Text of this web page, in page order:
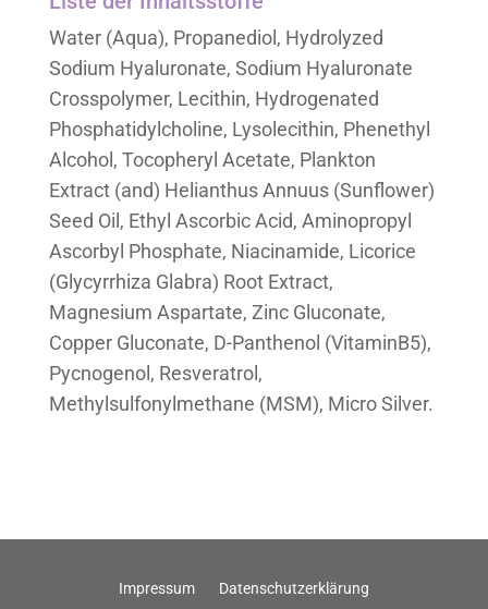
Water (Aqua), Propanediol, Hydrolyzed
Sodium Hyaluronate, Sodium Hyaluronate
Crosspolymer, Lecithin, Hydrogenated
Phosphatidylcholine, Lysolecithin, Phenethyl
Alcohol, Tocopheryl Acetate, Plankton
Extract (and) Helianthus Annuus (Sunflower)
Seed Oil, Ethyl Ascorbic Acid, Aminopropyl
Ascorbyl Phosphate, Niacinamide, Licorice
(Glycyrrhiza Glabra) Root Extract,
Magnesium Aspartate, Zinc Gluconate,
Copper Gluconate, D-Panthenol (VitaminB5),
Pycnogenol, Resveratrol,
Methylsulfonylmethane (MSM), Micro Silver.
Impressum Datenschutzerklärung